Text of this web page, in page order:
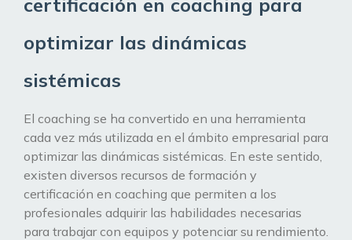
optimizar las dinámicas
sistémicas
El coaching se ha convertido en una herramienta
cada vez más utilizada en el ámbito empresarial para
optimizar las dinámicas sistémicas. En este sentido,
existen diversos recursos de formación y
certificación en coaching que permiten a los
profesionales adquirir las habilidades necesarias
para trabajar con equipos y potenciar su rendimiento.